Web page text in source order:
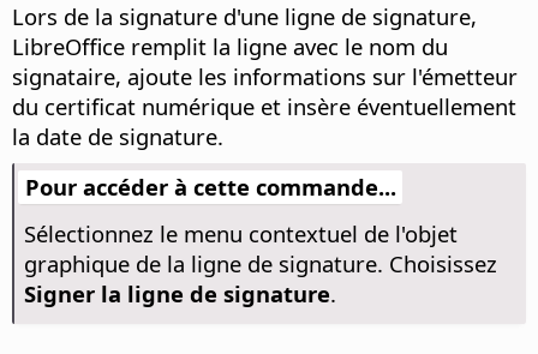
Lors de la signature d'une ligne de signature,
LibreOffice remplit la ligne avec le nom du
signataire, ajoute les informations sur l'émetteur
du certificat numérique et insère éventuellement
la date de signature.
Pour accéder à cette commande...
Sélectionnez le menu contextuel de l'objet
graphique de la ligne de signature. Choisissez
Signer la ligne de signature.